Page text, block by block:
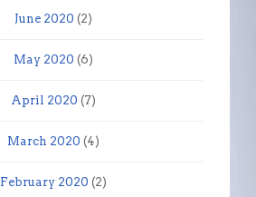
June 2020 (2)
May 2020 (6)
April 2020 (7)
March 2020 (4)
February 2020 (2)